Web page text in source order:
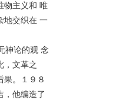
物主义和 唯
地交织在 一
神论的观 念
，文革之
果。１９８
，他编造了